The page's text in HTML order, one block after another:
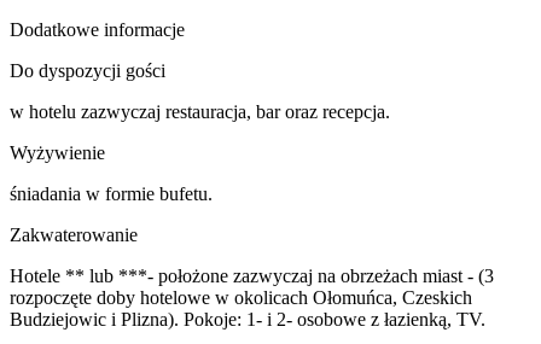
Dodatkowe informacje
Do dyspozycji gości
w hotelu zazwyczaj restauracja, bar oraz recepcja.
Wyżywienie
śniadania w formie bufetu.
Zakwaterowanie
Hotele ** lub ***- położone zazwyczaj na obrzeżach miast - (3
rozpoczęte doby hotelowe w okolicach Ołomuńca, Czeskich
Budziejowic i Plizna). Pokoje: 1- i 2- osobowe z łazienką, TV.